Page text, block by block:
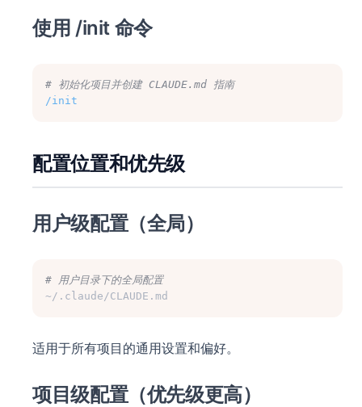
使用 /init 命令
# 初始化项目并创建 CLAUDE.md 指南
/init
配置位置和优先级
用户级配置（全局）
# 用户目录下的全局配置
~/.claude/CLAUDE.md
适用于所有项目的通用设置和偏好。
项目级配置（优先级更高）